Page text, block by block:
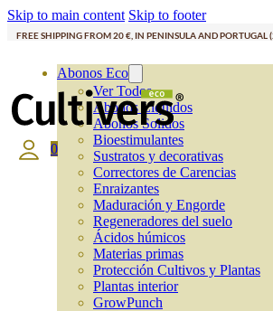
Skip to main content Skip to footer
FREE SHIPPING FROM 20 €, IN PENINSULA AND PORTUGAL
Abonos Eco
Ver Todos
Abonos Líquidos
Abonos Solidos
Bioestimulantes
Sustratos y decorativas
Correctores de Carencias
Enraizantes
Maduración y Engorde
Regeneradores del suelo
Ácidos húmicos
Materias primas
Protección Cultivos y Plantas
Plantas interior
GrowPunch
0